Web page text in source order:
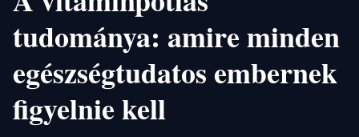
tudománya: amire minden
egészségtudatos embernek
figyelnie kell